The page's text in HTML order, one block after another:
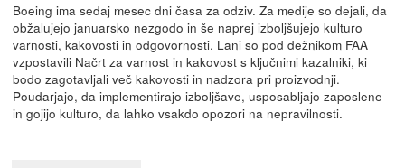
Boeing ima sedaj mesec dni časa za odziv. Za medije so dejali, da
obžalujejo januarsko nezgodo in še naprej izboljšujejo kulturo
varnosti, kakovosti in odgovornosti. Lani so pod dežnikom FAA
vzpostavili Načrt za varnost in kakovost s ključnimi kazalniki, ki
bodo zagotavljali več kakovosti in nadzora pri proizvodnji.
Poudarjajo, da implementirajo izboljšave, usposabljajo zaposlene
in gojijo kulturo, da lahko vsakdo opozori na nepravilnosti.